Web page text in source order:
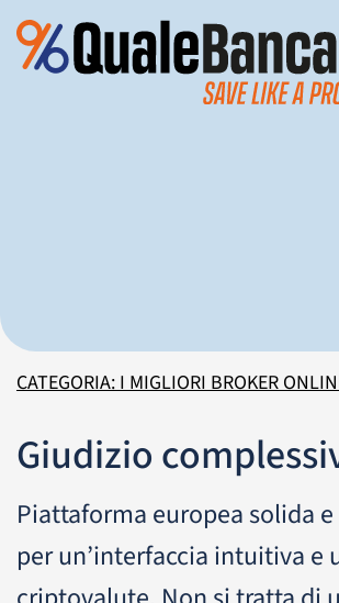
CATEGORIA: I MIGLIORI BROKER
Giudizio
Piattaforma europea solida
per un’interfaccia intuitiva e